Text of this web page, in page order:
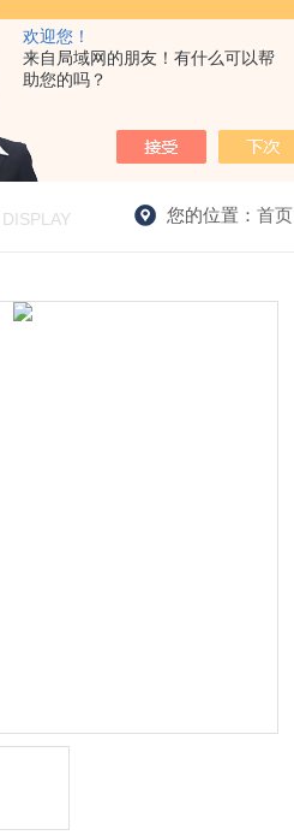
欢迎您！
来自局域网的朋友！有什么可以帮
助您的吗？
您的位置： 首页